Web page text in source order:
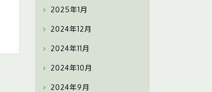
2025年1月
2024年12月
2024年11月
2024年10月
2024年9月